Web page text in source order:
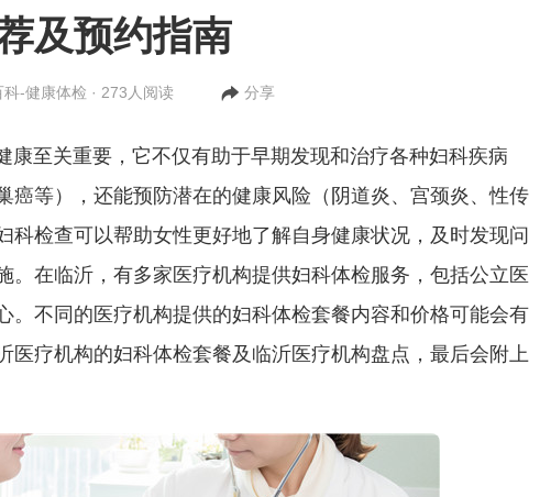
及预约指南
-健康体检 · 273人阅读 分享
至关重要，它不仅有助于早期发现和治疗各种妇科疾病
癌等），还能预防潜在的健康风险（阴道炎、宫颈炎、性传
科检查可以帮助女性更好地了解自身健康状况，及时发现问
。在临沂，有多家医疗机构提供妇科体检服务，包括公立医
。不同的医疗机构提供的妇科体检套餐内容和价格可能会有
医疗机构的妇科体检套餐及临沂医疗机构盘点，最后会附上